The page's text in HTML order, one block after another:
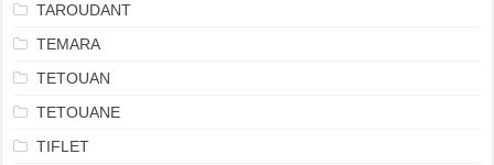
TAROUDANT
TEMARA
TETOUAN
TETOUANE
TIFLET